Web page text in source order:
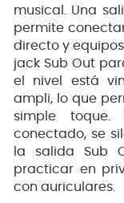
musical. Una
permite
directo y
jack Sub Out
el nivel está
ampli, lo que
simple toque.
conectado, se
la salida Sub
practicar en
con auriculares.